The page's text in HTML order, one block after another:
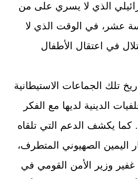
الذي لا يسري على من
عشر، في الوقت الذي لا
في اعتقال الأطفال
تلك الجماعات الاستيطانية
الدينية لديها مع الفكر
كما يكشف الدعم التي تلقاه
اليمين الصهيوني المتطرف،
غفير وزير الأمن القومي في